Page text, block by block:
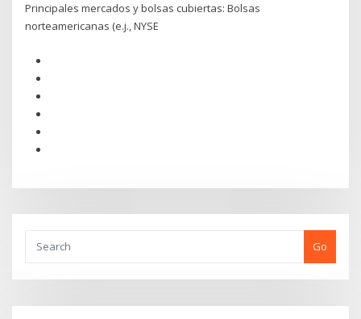
Principales mercados y bolsas cubiertas: Bolsas
norteamericanas (e.j., NYSE
Go